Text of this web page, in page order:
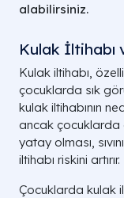
alabilirsiniz.
Kulak İltihabı
Kulak iltihabı,
çocuklarda sık
kulak iltihabının
ancak çocuklarda
yatay olması,
iltihabı riskini artırır.
Çocuklarda kulak